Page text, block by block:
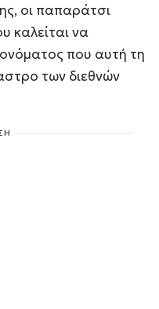
οι παπαράτσι
καλείται να
ονόματος που αυτή τη
των διεθνών